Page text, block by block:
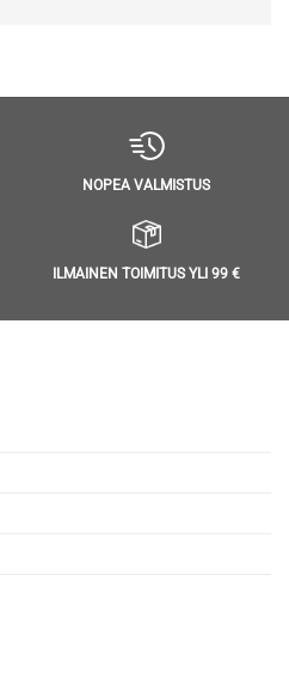
NOPEA VALMISTUS
ILMAINEN TOIMITUS YLI 99 €